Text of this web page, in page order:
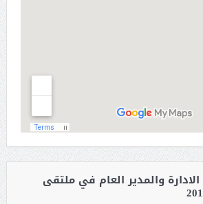
والمدير العام في ملتقى